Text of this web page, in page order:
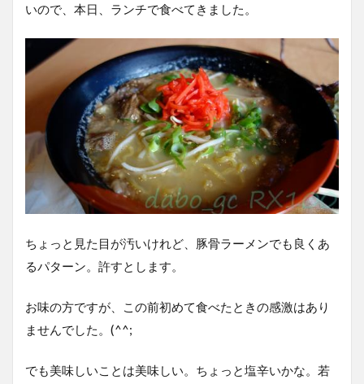
いので、本日、ランチで食べてきました。
ちょっと見た目が汚いけれど、豚骨ラーメンでも良くあ
るパターン。許すとします。
お味の方ですが、この前初めて食べたときの感激はあり
ませんでした。(^^;
でも美味しいことは美味しい。ちょっと塩辛いかな。若